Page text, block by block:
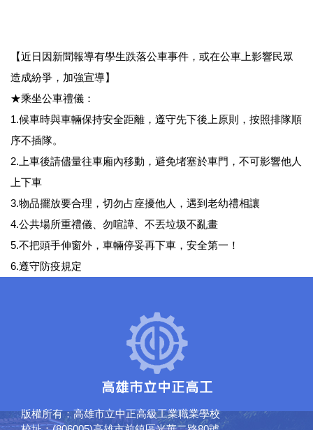
【近日因新聞報導有學生跌落公車事件，或在公車上影響民眾
造成紛爭，加強宣導】
★乘坐公車禮儀：
1.候車時與車輛保持安全距離，遵守先下後上原則，按照排隊順
序不插隊。
2.上車後請儘量往車廂內移動，避免堵塞於車門，不可影響他人
上下車
3.物品擺放要合理，切勿占座擾他人，遇到老幼禮相讓
4.公共場所重禮儀、勿喧譁、不丟垃圾不亂畫
5.不把頭手伸窗外，車輛停妥再下車，安全第一！
6.遵守防疫規定
版權所有：高雄市立中正高級工業職業學校